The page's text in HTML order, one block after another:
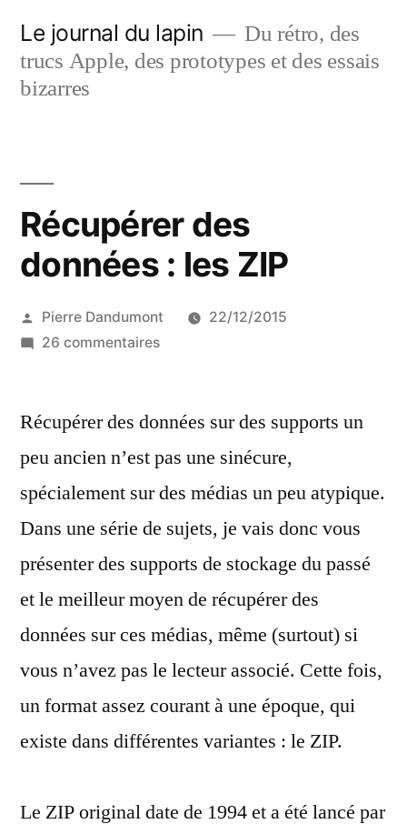
contenu
Le journal du lapin
Du rétro, des
trucs Apple, des prototypes et des essais
bizarres
Récupérer des
données : les ZIP
Publié
par
Pierre Dandumont
22/12/2015
26 commentairessur
données
les
ZIP
Récupérer des données sur des supports un
peu ancien n’est pas une sinécure,
spécialement sur des médias un peu atypique.
Dans une série de sujets, je vais donc vous
présenter des supports de stockage du passé
et le meilleur moyen de récupérer des
données sur ces médias, même (surtout) si
vous n’avez pas le lecteur associé. Cette fois,
un format assez courant à une époque, qui
existe dans différentes variantes : le ZIP.
Le ZIP original date de 1994 et a été lancé par